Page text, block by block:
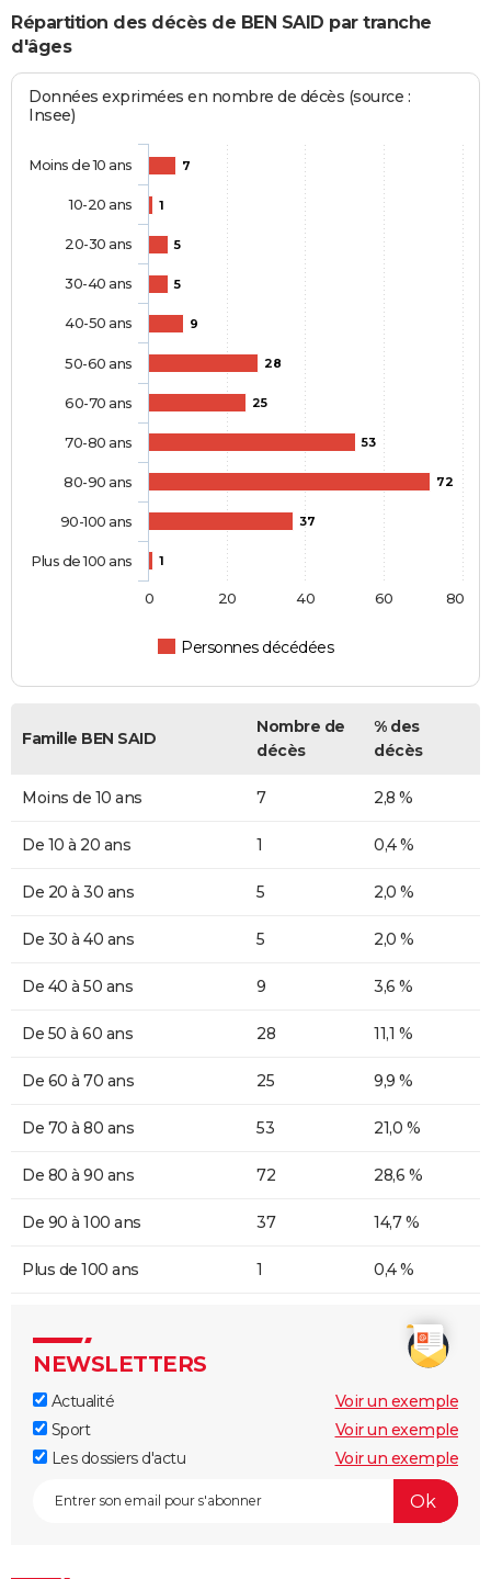
Répartition des décès de BEN SAID par tranche
d'âges
Données exprimées en nombre de décès (source :
Insee)
7
1
5
5
9
28
25
53
72
37
1
Personnes décédées
Moins de 10 ans
10-20 ans
20-30 ans
30-40 ans
40-50 ans
50-60 ans
60-70 ans
70-80 ans
80-90 ans
90-100 ans
Plus de 100 ans
0 20 40 60 80
Famille BEN SAID
Nombre de
décès
% des
décès
Moins de 10 ans 7 2,8 %
De 10 à 20 ans 1 0,4 %
De 20 à 30 ans 5 2,0 %
De 30 à 40 ans 5 2,0 %
De 40 à 50 ans 9 3,6 %
De 50 à 60 ans 28 11,1 %
De 60 à 70 ans 25 9,9 %
De 70 à 80 ans 53 21,0 %
De 80 à 90 ans 72 28,6 %
De 90 à 100 ans 37 14,7 %
Plus de 100 ans 1 0,4 %
NEWSLETTERS
Actualité
Voir un exemple
Sport
Voir un exemple
Les dossiers d'actu
Voir un exemple